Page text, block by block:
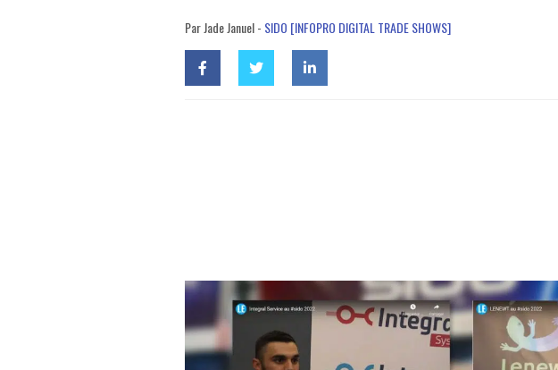
Par Jade Januel - SIDO [INFOPRO DIGITAL TRADE SHOWS]